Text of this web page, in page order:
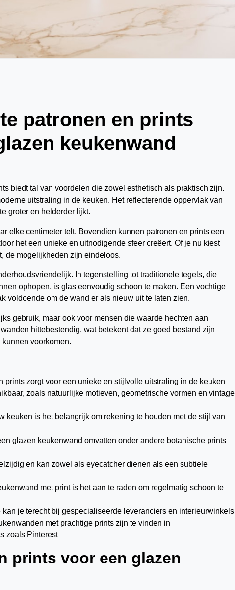
patronen en prints
keukenwand
biedt tal van voordelen die zowel esthetisch als praktisch zijn.
uitstraling in de keuken. Het reflecterende oppervlak van
groter en helderder lijkt.
elke centimeter telt. Bovendien kunnen patronen en prints een
het een unieke en uitnodigende sfeer creëert. Of je nu kiest
de mogelijkheden zijn eindeloos.
In tegenstelling tot traditionele tegels, die
ophopen, is glas eenvoudig schoon te maken. Een vochtige
voldoende om de wand er als nieuw uit te laten zien.
gebruik, maar ook voor mensen die waarde hechten aan
hittebestendig, wat betekent dat ze goed bestand zijn
voorkomen.
prints zorgt voor een unieke en stijlvolle uitstraling in de keuken
zoals natuurlijke motieven, geometrische vormen en vintage
keuken is het belangrijk om rekening te houden met de stijl van
glazen keukenwand omvatten onder andere botanische prints
en kan zowel als eyecatcher dienen als een subtiele
met print is het aan te raden om regelmatig schoon te
je terecht bij gespecialiseerde leveranciers en interieurwinkels
met prachtige prints zijn te vinden in
zoals Pinterest
prints voor een glazen